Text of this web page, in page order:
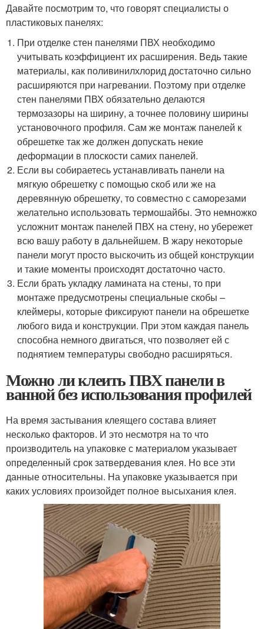
Давайте посмотрим то, что говорят специалисты о
пластиковых панелях:
При отделке стен панелями ПВХ необходимо
учитывать коэффициент их расширения. Ведь такие
материалы, как поливинилхлорид достаточно сильно
расширяются при нагревании. Поэтому при отделке
стен панелями ПВХ обязательно делаются
термозазоры на ширину, а точнее половину ширины
установочного профиля. Сам же монтаж панелей к
обрешетке так же должен допускать некие
деформации в плоскости самих панелей.
Если вы собираетесь устанавливать панели на
мягкую обрешетку с помощью скоб или же на
деревянную обрешетку, то совместно с саморезами
желательно использовать термошайбы. Это немножко
усложнит монтаж панелей ПВХ на стену, но убережет
всю вашу работу в дальнейшем. В жару некоторые
панели могут просто выскочить из общей конструкции
и такие моменты происходят достаточно часто.
Если брать укладку ламината на стены, то при
монтаже предусмотрены специальные скобы –
клеймеры, которые фиксируют панели на обрешетке
любого вида и конструкции. При этом каждая панель
способна немного двигаться, что позволяет ей с
поднятием температуры свободно расширяться.
Можно ли клеить ПВХ панели в
ванной без использования профилей
На время застывания клеящего состава влияет
несколько факторов. И это несмотря на то что
производитель на упаковке с материалом указывает
определенный срок затвердевания клея. Но все эти
данные относительны. На упаковке указывается при
каких условиях произойдет полное высыхания клея.